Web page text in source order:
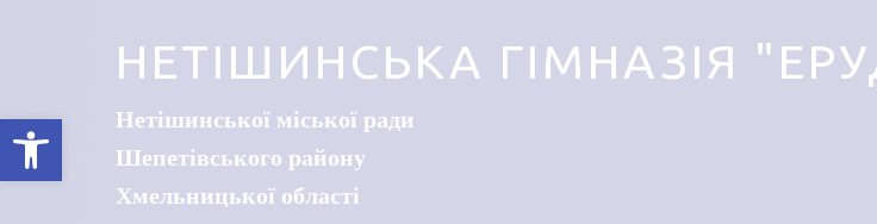
Відкрити Панель інструментів
НЕТІШИНСЬКА ГІМНАЗІЯ
Нетішинської міської ради
Шепетівського району
Хмельницької області